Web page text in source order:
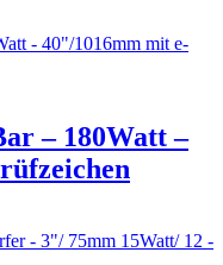
– 180Watt –